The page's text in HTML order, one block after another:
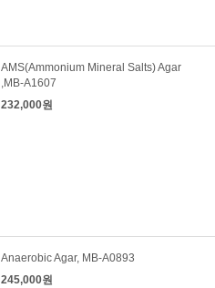
AMS(Ammonium Mineral Salts) Agar
,MB-A1607
232,000원
Anaerobic Agar, MB-A0893
245,000원